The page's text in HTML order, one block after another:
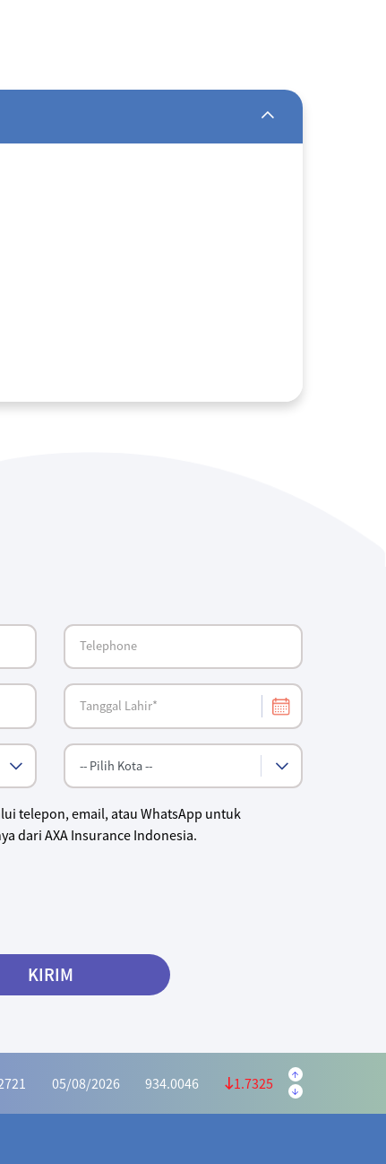
telepon, email, atau WhatsApp untuk
dari AXA Insurance Indonesia.
KIRIM
05/08/2026 223.5595
05/08/2026 934.0046 1.7325
05/08/2026 415.2975 0.3653